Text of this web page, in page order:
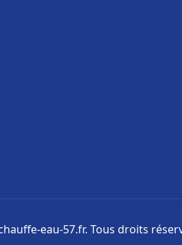
eau-57.fr. Tous droits